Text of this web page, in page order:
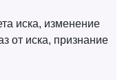
иска, изменение
от иска, признание